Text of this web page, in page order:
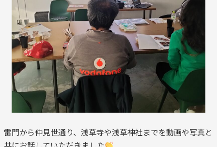
雷門から仲見世通り、浅草寺や浅草神社までを動画や写真と